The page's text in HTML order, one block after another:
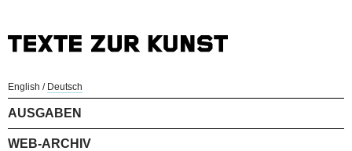
English / Deutsch
AUSGABEN
WEB-ARCHIV